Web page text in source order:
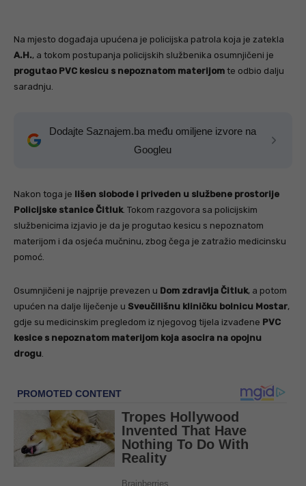
Na mjesto događaja upućena je policijska patrola koja je zatekla
A.H., a tokom postupanja policijskih službenika osumnjičeni je
progutao PVC kesicu s nepoznatom materijom te odbio dalju
saradnju.
Dodajte Saznajem.ba među omiljene izvore na
Googleu
Nakon toga je lišen slobode i priveden u službene prostorije
Policijske stanice Čitluk. Tokom razgovora sa policijskim
službenicima izjavio je da je progutao kesicu s nepoznatom
materijom i da osjeća mučninu, zbog čega je zatražio medicinsku
pomoć.
Osumnjičeni je najprije prevezen u Dom zdravlja Čitluk, a potom
upućen na dalje liječenje u Sveučilišnu kliničku bolnicu Mostar,
gdje su medicinskim pregledom iz njegovog tijela izvađene PVC
kesice s nepoznatom materijom koja asocira na opojnu
drogu.